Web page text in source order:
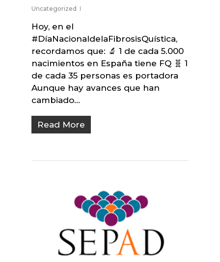
Uncategorized
Hoy, en el
#DíaNacionaldelaFibrosisQuística,
recordamos que: 🔬 1 de cada 5.000
nacimientos en España tiene FQ 🧬 1
de cada 35 personas es portadora
Aunque hay avances que han
cambiado…
Read More